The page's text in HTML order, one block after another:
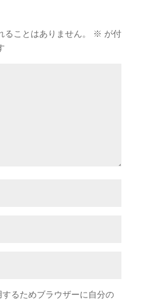
ことはありません。 ※ が付
るためブラウザーに自分の